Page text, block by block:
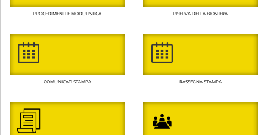
PROCEDIMENTI E MODULISTICA RISERVA DELLA BIOSFERA
COMUNICATI STAMPA RASSEGNA STAMPA